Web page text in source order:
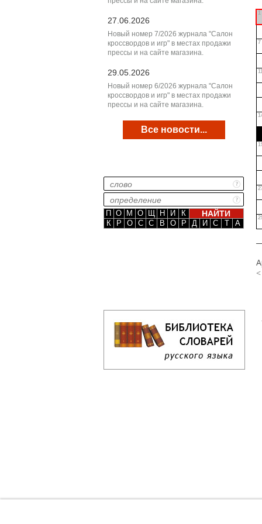
27.06.2026
Новый номер 7/2026 журнала "Салон
кроссвордов и игр" в местах продажи
прессы и на сайте магазина.
29.05.2026
Новый номер 6/2026 журнала "Салон
кроссвордов и игр" в местах продажи
прессы и на сайте магазина.
Все новости...
П О М О Щ Н И
К
К
Р О С С В О Р Д И С Т А
1
7
<